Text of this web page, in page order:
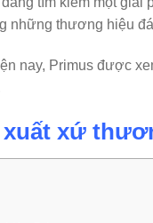
những thương hiệu
nay, Primus được
xứ